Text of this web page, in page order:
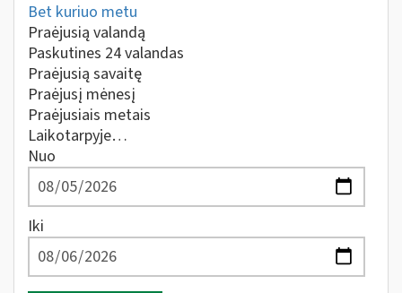
Bet kuriuo metu
Praėjusią valandą
Paskutines 24 valandas
Praėjusią savaitę
Praėjusį mėnesį
Praėjusiais metais
Laikotarpyje…
Nuo
Iki